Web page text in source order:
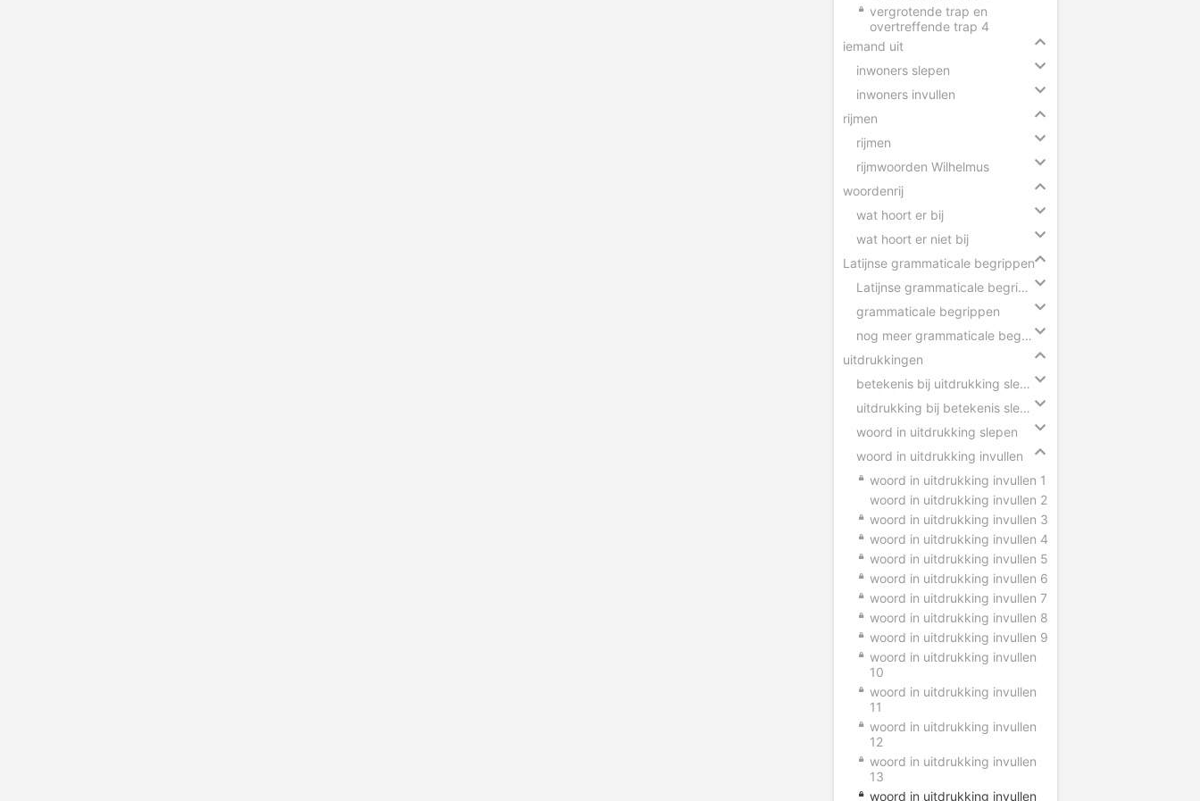
vergrotende trap en
overtreffende trap 4
iemand uit
inwoners slepen
inwoners invullen
rijmen
rijmen
rijmwoorden Wilhelmus
woordenrij
wat hoort er bij
wat hoort er niet bij
Latijnse grammaticale begrippen
Latijnse grammaticale begrippen slepen
grammaticale begrippen
nog meer grammaticale begrippen
uitdrukkingen
betekenis bij uitdrukking slepen
uitdrukking bij betekenis slepen
woord in uitdrukking slepen
woord in uitdrukking invullen
woord in uitdrukking invullen 1
woord in uitdrukking invullen 2
woord in uitdrukking invullen 3
woord in uitdrukking invullen 4
woord in uitdrukking invullen 5
woord in uitdrukking invullen 6
woord in uitdrukking invullen 7
woord in uitdrukking invullen 8
woord in uitdrukking invullen 9
woord in uitdrukking invullen
10
woord in uitdrukking invullen
11
woord in uitdrukking invullen
12
woord in uitdrukking invullen
13
woord in uitdrukking invullen